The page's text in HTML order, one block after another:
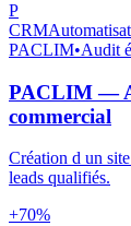
P
CRM
PACLIM•Audit
PACLIM —
commercial
Création d un
leads qualifiés.
+70%